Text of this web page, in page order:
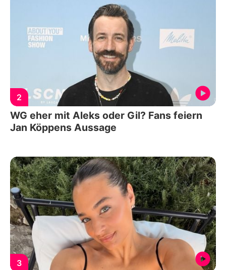
2
WG eher mit Aleks oder Gil? Fans feiern
Jan Köppens Aussage
3